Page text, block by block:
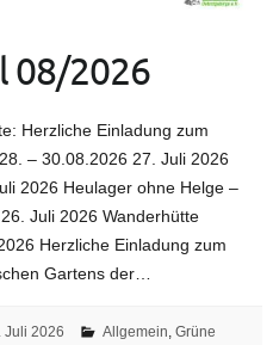
08/2026
Herzliche Einladung zum
– 30.08.2026 27. Juli 2026
2026 Heulager ohne Helge –
Juli 2026 Wanderhütte
Herzliche Einladung zum
Gartens der…
Juli 2026 Allgemein,Grüne